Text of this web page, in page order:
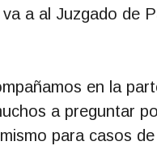
a al Juzgado de
en la
a preguntar
para casos